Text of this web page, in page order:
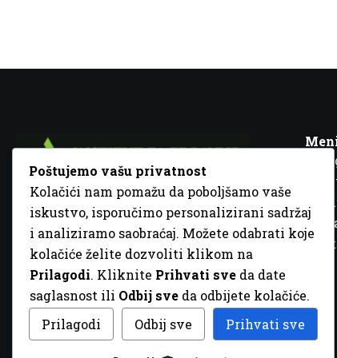
Fra Ivana Jukića br. 2, 72000 Zenica, BiH
+387 32 448 001
info@inz.ba
http://www.inz.ba
Šta
© 2026 Sva prava zadržana. DizajnGordonDM
Poštujemo vašu privatnost
Kolačići nam pomažu da poboljšamo vaše
iskustvo, isporučimo personalizirani sadržaj
i analiziramo saobraćaj. Možete odabrati koje
kolačiće želite dozvoliti klikom na
Prilagodi. Kliknite Prihvati sve da date
saglasnost ili Odbij sve da odbijete kolačiće.
Prilagodi
Odbij sve Prihvati sve